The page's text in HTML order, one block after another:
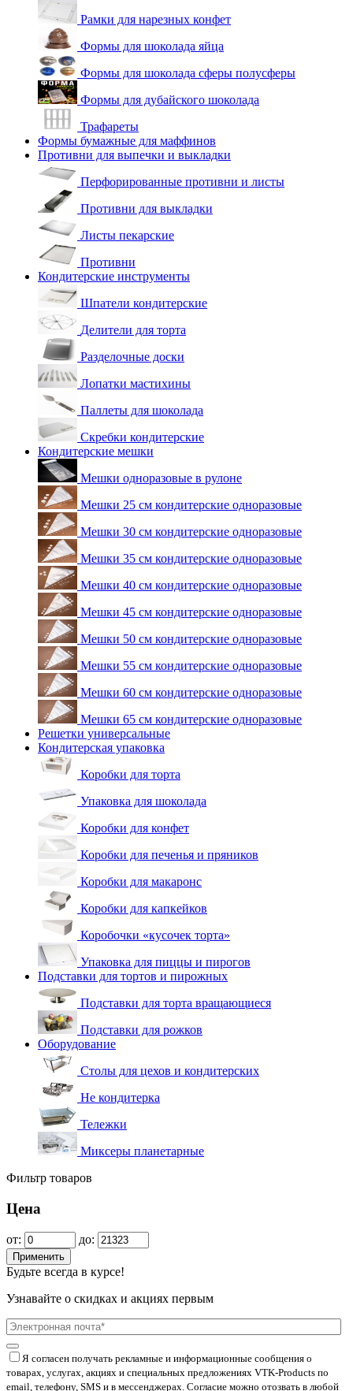
Рамки для нарезных конфет
Формы для шоколада яйца
Формы для шоколада сферы полусферы
Формы для дубайского шоколада
Трафареты
Формы бумажные для маффинов
Противни для выпечки и выкладки
Перфорированные противни и листы
Противни для выкладки
Листы пекарские
Противни
Кондитерские инструменты
Шпатели кондитерские
Делители для торта
Разделочные доски
Лопатки мастихины
Паллеты для шоколада
Скребки кондитерские
Кондитерские мешки
Мешки одноразовые в рулоне
Мешки 25 см кондитерские одноразовые
Мешки 30 см кондитерские одноразовые
Мешки 35 см кондитерские одноразовые
Мешки 40 см кондитерские одноразовые
Мешки 45 см кондитерские одноразовые
Мешки 50 см кондитерские одноразовые
Мешки 55 см кондитерские одноразовые
Мешки 60 см кондитерские одноразовые
Мешки 65 см кондитерские одноразовые
Решетки универсальные
Кондитерская упаковка
Коробки для торта
Упаковка для шоколада
Коробки для конфет
Коробки для печенья и пряников
Коробки для макаронс
Коробки для капкейков
Коробочки «кусочек торта»
Упаковка для пиццы и пирогов
Подставки для тортов и пирожных
Подставки для торта вращающиеся
Подставки для рожков
Оборудование
Столы для цехов и кондитерских
Не кондитерка
Тележки
Миксеры планетарные
Фильтр товаров
Цена
от: до:
Применить
Будьте всегда в курсе!
Узнавайте о скидках и акциях первым
Я согласен получать рекламные и информационные сообщения о
товарах, услугах, акциях и специальных предложениях VTK-Products по
email, телефону, SMS и в мессенджерах. Согласие можно отозвать в любой